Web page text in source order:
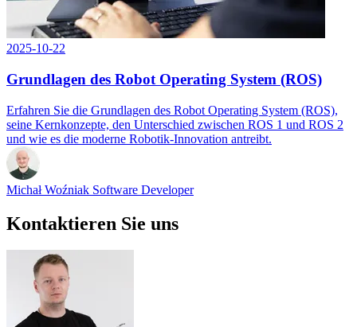
2025-10-22
Grundlagen des Robot Operating System (ROS)
Erfahren Sie die Grundlagen des Robot Operating System (ROS),
seine Kernkonzepte, den Unterschied zwischen ROS 1 und ROS 2
und wie es die moderne Robotik-Innovation antreibt.
Michał Woźniak Software Developer
Kontaktieren Sie uns